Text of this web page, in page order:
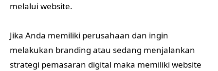
melalui website.
Jika Anda memiliki perusahaan dan ingin
melakukan branding atau sedang menjalankan
strategi pemasaran digital maka memiliki website